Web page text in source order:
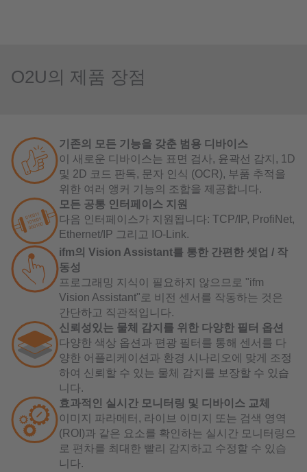
O2U의 제품 장점
기존의 모든 기능을 갖춘 범용 디바이스
이 새로운 디바이스는 표면 검사, 윤곽선 감지, 1D
및 2D 코드 판독, 문자 인식 (OCR), 부품 추적을
위한 여러 앵커 기능의 조합을 제공합니다.
모든 공통 인터페이스 지원
다음 인터페이스가 지원됩니다: TCP/IP, ProfiNet,
Ethernet/IP 그리고 IO-Link.
ifm의 Vision Assistant를 통한 간편한 셋업 / 작
동성
프로그래밍 지식이 필요하지 않으므로 "ifm
Vision Assistant"로 비전 센서를 작동하는 것은
간단하고 직관적입니다.
신뢰성있는 물체 감지를 위한 다양한 필터 옵션
다양한 색상 옵션과 편광 필터를 통해 센서를 다
양한 어플리케이션과 환경 시나리오에 맞게 조정
하여 신뢰할 수 있는 물체 감지를 보장할 수 있습
니다.
효과적인 실시간 모니터링 및 디바이스 교체
이미지 파라메터, 라이브 이미지 또는 검색 영역
(ROI)과 같은 요소를 확인하는 실시간 모니터링으
로 편차를 최대한 빨리 감지하고 수정할 수 있습
니다.